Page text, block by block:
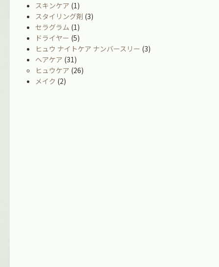
スキンケア (1)
スタイリング剤 (3)
セラグラム (1)
ドライヤー (5)
ヒュウ ナイトケア ナンバースリー (3)
ヘアケア (31)
ヒュウケア (26)
メイク (2)